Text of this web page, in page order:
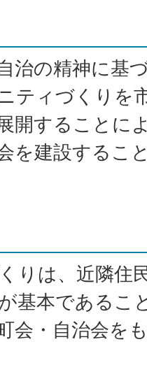
治の精神に基
ティづくりを
開することに
を建設するこ
りは、近隣住
基本であるこ
会・自治会を